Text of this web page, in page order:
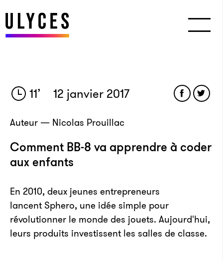
11’ 12 janvier 2017
Auteur — Nicolas Prouillac
Comment BB-8 va apprendre à coder
aux enfants
En 2010, deux jeunes entrepreneurs
lancent Sphero, une idée simple pour
révolutionner le monde des jouets. Aujourd'hui,
leurs produits investissent les salles de classe.